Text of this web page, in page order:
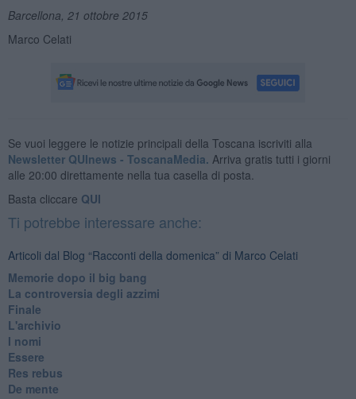
Barcellona, 21 ottobre 2015
Marco Celati
Se vuoi leggere le notizie principali della Toscana iscriviti alla
Newsletter QUInews - ToscanaMedia. Arriva gratis tutti i giorni
alle 20:00 direttamente nella tua casella di posta.
Basta cliccare QUI
Ti potrebbe interessare anche:
Articoli dal Blog “Racconti della domenica” di Marco Celati
Memorie dopo il big bang
La controversia degli azzimi
Finale
L'archivio
I nomi
Essere
Res rebus
De mente